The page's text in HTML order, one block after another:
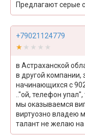
Предлагают серые
+79021124779
★★★★★
★★★★★
в Астраханской
в другой компании,
начинающихся с
.."ой, телефон
мы оказываемся
виртуозно владею
талант не желаю на